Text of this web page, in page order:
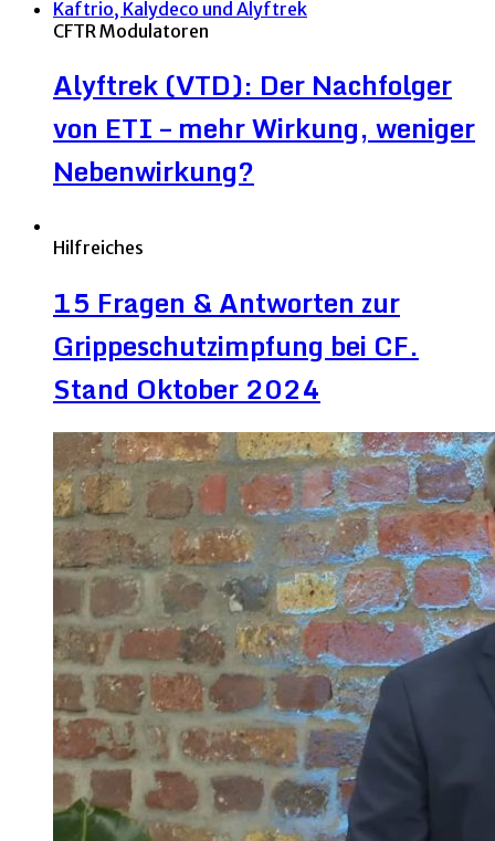
CFTR Modulatoren
Alyftrek (VTD): Der Nachfolger
von ETI – mehr Wirkung, weniger
Nebenwirkung?
Hilfreiches
15 Fragen & Antworten zur
Grippeschutzimpfung bei CF.
Stand Oktober 2024